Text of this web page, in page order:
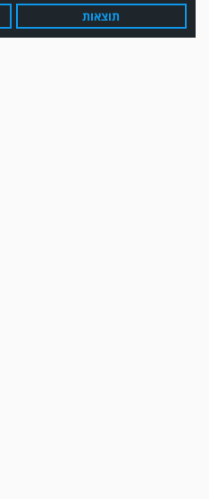
תוצאות